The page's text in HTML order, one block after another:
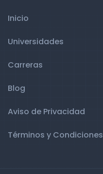
Inicio
Universidades
Carreras
Blog
Aviso de Privacidad
Términos y Condiciones